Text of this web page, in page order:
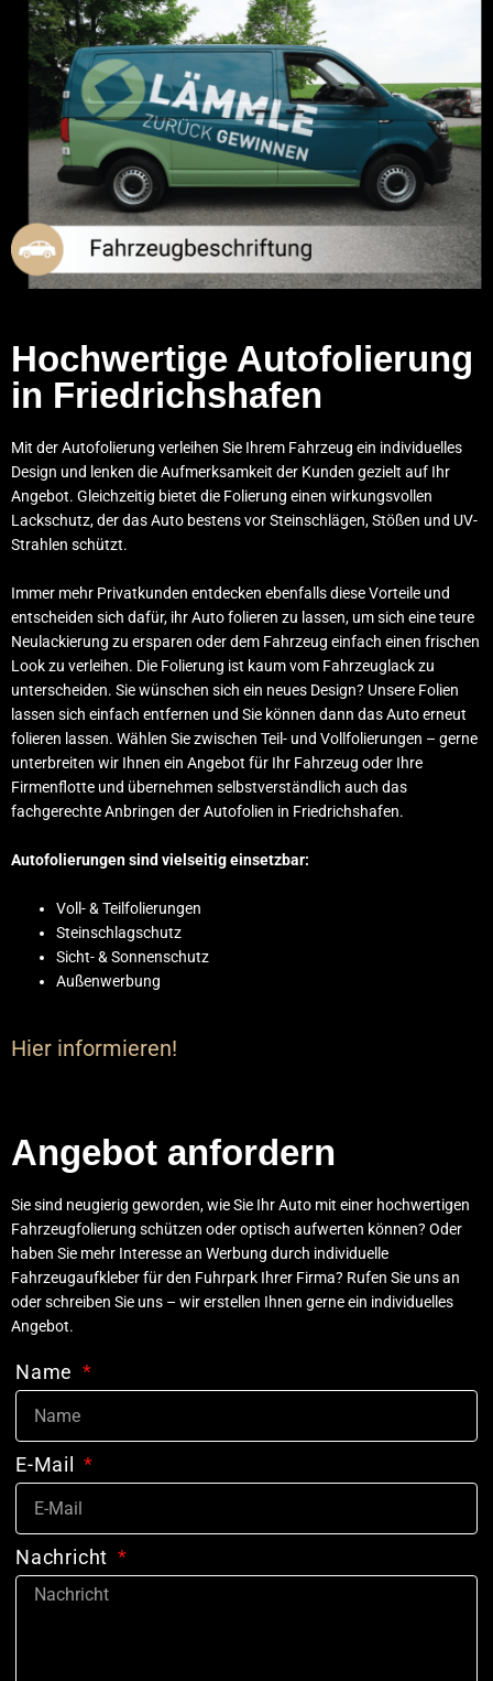
Hochwertige Autofolierung
in Friedrichshafen
Mit der Autofolierung verleihen Sie Ihrem Fahrzeug ein individuelles
Design und lenken die Aufmerksamkeit der Kunden gezielt auf Ihr
Angebot. Gleichzeitig bietet die Folierung einen wirkungsvollen
Lackschutz, der das Auto bestens vor Steinschlägen, Stößen und UV-
Strahlen schützt.
Immer mehr Privatkunden entdecken ebenfalls diese Vorteile und
entscheiden sich dafür, ihr Auto folieren zu lassen, um sich eine teure
Neulackierung zu ersparen oder dem Fahrzeug einfach einen frischen
Look zu verleihen. Die Folierung ist kaum vom Fahrzeuglack zu
unterscheiden. Sie wünschen sich ein neues Design? Unsere Folien
lassen sich einfach entfernen und Sie können dann das Auto erneut
folieren lassen. Wählen Sie zwischen Teil- und Vollfolierungen – gerne
unterbreiten wir Ihnen ein Angebot für Ihr Fahrzeug oder Ihre
Firmenflotte und übernehmen selbstverständlich auch das
fachgerechte Anbringen der Autofolien in Friedrichshafen.
Autofolierungensind vielseitig einsetzbar:
Voll- & Teilfolierungen
Steinschlagschutz
Sicht- & Sonnenschutz
Außenwerbung
Hier informieren!
Angebot anfordern
Sie sind neugierig geworden, wie Sie Ihr Auto mit einer hochwertigen
Fahrzeugfolierung schützen oder optisch aufwerten können? Oder
haben Sie mehr Interesse an Werbung durch individuelle
Fahrzeugaufkleber für den Fuhrpark Ihrer Firma? Rufen Sie uns an
oder schreiben Sie uns – wir erstellen Ihnen gerne ein individuelles
Angebot.
Name
E-Mail
Nachricht